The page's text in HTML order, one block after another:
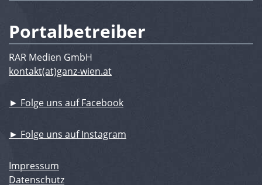
Portalbetreiber
RAR Medien GmbH
kontakt(at)ganz-wien.at
► Folge uns auf Facebook
► Folge uns auf Instagram
Impressum
Datenschutz